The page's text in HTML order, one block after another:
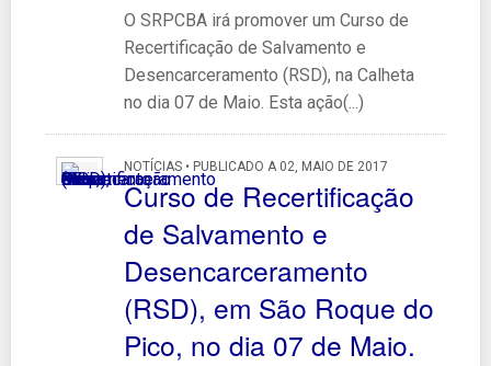
O SRPCBA irá promover um Curso de
Recertificação de Salvamento e
Desencarceramento (RSD), na Calheta
no dia 07 de Maio. Esta ação(...)
NOTÍCIAS • PUBLICADO A 02, MAIO DE 2017
Curso de Recertificação
de Salvamento e
Desencarceramento
(RSD), em São Roque do
Pico, no dia 07 de Maio.